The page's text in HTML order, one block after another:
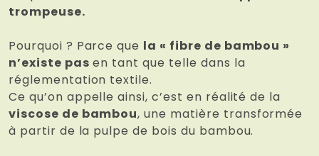
trompeuse.
Pourquoi ? Parce que la « fibre de bambou »
n’existe pas en tant que telle dans la
réglementation textile.
Ce qu’on appelle ainsi, c’est en réalité de la
viscose de bambou, une matière transformée
à partir de la pulpe de bois du bambou.